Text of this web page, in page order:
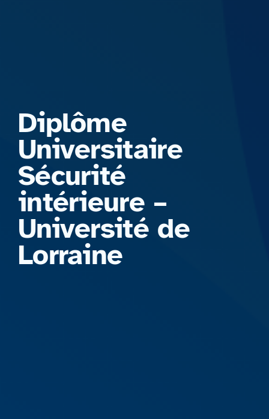
Diplôme
Universitaire
Sécurité
intérieure –
Université de
Lorraine